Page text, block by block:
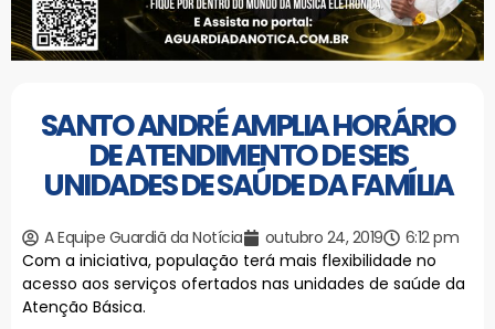
SANTO ANDRÉ AMPLIA HORÁRIO
DE ATENDIMENTO DE SEIS
UNIDADES DE SAÚDE DA FAMÍLIA
A Equipe Guardiã da Notícia outubro 24, 2019
6:12 pm
Com a iniciativa, população terá mais flexibilidade no
acesso aos serviços ofertados nas unidades de saúde da
Atenção Básica.